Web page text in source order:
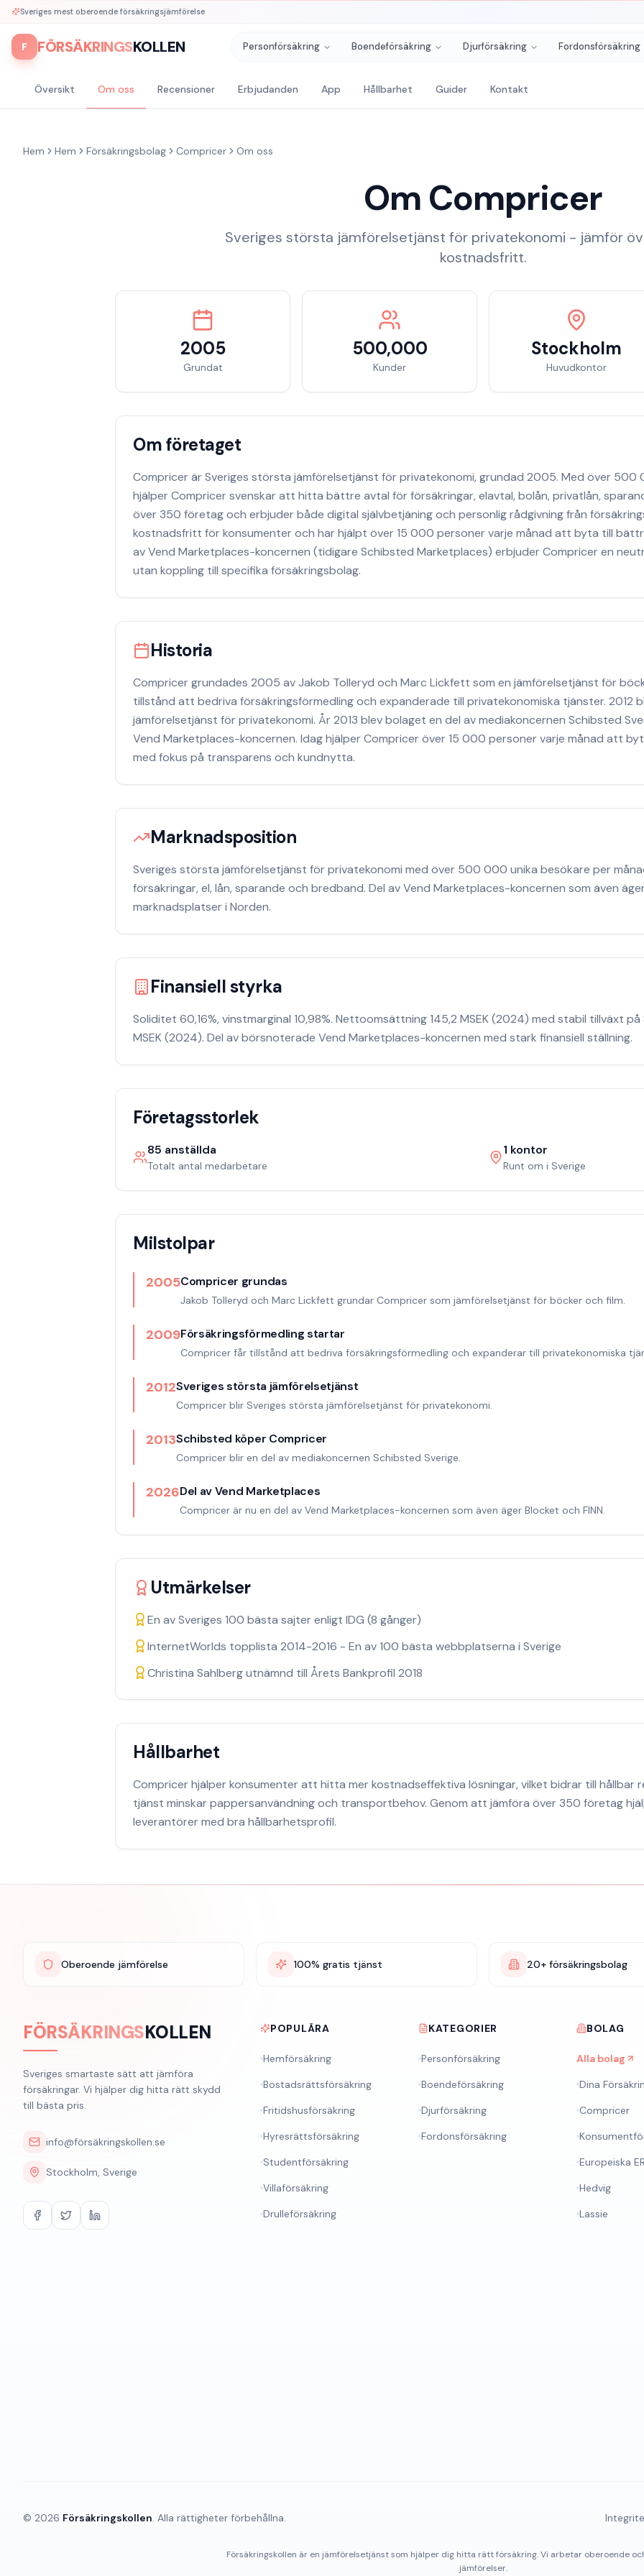
Sveriges mest oberoende försäkringsjämförelse
F FÖRSÄKRINGSKOLLEN Personförsäkring Boendeförsäkring Djurförsäkring Fordonsförsäkring
Översikt Om oss Recensioner Erbjudanden App Hållbarhet Guider Kontakt
Hem Hem Försäkringsbolag Compricer Om oss
Om Compricer
Sveriges största jämförelsetjänst för privatekonomi - jämför
kostnadsfritt.
2005
Grundat
500,000
Kunder
Stockholm
Huvudkontor
Om företaget
Compricer är Sveriges största jämförelsetjänst för privatekonomi, grundad 2005. Med över 500
hjälper Compricer svenskar att hitta bättre avtal för försäkringar, elavtal, bolån, privatlån,
över 350 företag och erbjuder både digital självbetjäning och personlig rådgivning från
kostnadsfritt för konsumenter och har hjälpt över 15 000 personer varje månad att byta till
av Vend Marketplaces-koncernen (tidigare Schibsted Marketplaces) erbjuder Compricer en
utan koppling till specifika försäkringsbolag.
Historia
Compricer grundades 2005 av Jakob Tolleryd och Marc Lickfett som en jämförelsetjänst för
tillstånd att bedriva försäkringsförmedling och expanderade till privatekonomiska tjänster. 2012
jämförelsetjänst för privatekonomi. År 2013 blev bolaget en del av mediakoncernen Schibsted
Vend Marketplaces-koncernen. Idag hjälper Compricer över 15 000 personer varje månad att
med fokus på transparens och kundnytta.
Marknadsposition
Sveriges största jämförelsetjänst för privatekonomi med över 500 000 unika besökare per
försäkringar, el, lån, sparande och bredband. Del av Vend Marketplaces-koncernen som även
marknadsplatser i Norden.
Finansiell styrka
Soliditet 60,16%, vinstmarginal 10,98%. Nettoomsättning 145,2 MSEK (2024) med stabil tillväxt på
MSEK (2024). Del av börsnoterade Vend Marketplaces-koncernen med stark finansiell ställning.
Företagsstorlek
85 anställda
Totalt antal medarbetare
1 kontor
Runt om i Sverige
Milstolpar
2005Compricer grundas
Jakob Tolleryd och Marc Lickfett grundar Compricer som jämförelsetjänst för böcker och film.
2009Försäkringsförmedling startar
Compricer får tillstånd att bedriva försäkringsförmedling och expanderar till privatekonomiska
2012Sveriges största jämförelsetjänst
Compricer blir Sveriges största jämförelsetjänst för privatekonomi.
2013Schibsted köper Compricer
Compricer blir en del av mediakoncernen Schibsted Sverige.
2026Del av Vend Marketplaces
Compricer är nu en del av Vend Marketplaces-koncernen som även äger Blocket och FINN.
Utmärkelser
En av Sveriges 100 bästa sajter enligt IDG (8 gånger)
InternetWorlds topplista 2014-2016 - En av 100 bästa webbplatserna i Sverige
Christina Sahlberg utnämnd till Årets Bankprofil 2018
Hållbarhet
Compricer hjälper konsumenter att hitta mer kostnadseffektiva lösningar, vilket bidrar till hållbar
tjänst minskar pappersanvändning och transportbehov. Genom att jämföra över 350 företag
leverantörer med bra hållbarhetsprofil.
Oberoende jämförelse 100% gratis tjänst 20+ försäkringsbolag
FÖRSÄKRINGSKOLLEN
Sveriges smartaste sätt att jämföra
försäkringar. Vi hjälper dig hitta rätt skydd
till bästa pris.
info@försäkringskollen.se
Stockholm, Sverige
POPULÄRA
Hemförsäkring
Bostadsrättsförsäkring
Fritidshusförsäkring
Hyresrättsförsäkring
Studentförsäkring
Villaförsäkring
Drulleförsäkring
KATEGORIER
Personförsäkring
Boendeförsäkring
Djurförsäkring
Fordonsförsäkring
BOLAG
Alla bolag
Dina
Compricer
Europeiska
Hedvig
Lassie
© 2026 Försäkringskollen. Alla rättigheter förbehållna.
Försäkringskollen är en jämförelsetjänst som hjälper dig hitta rätt försäkring. Vi arbetar oberoende
jämförelser.